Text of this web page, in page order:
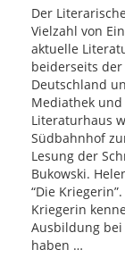
Der
Vielzahl von
aktuelle
beiderseits der
Deutschland
Mediathek
Literaturhaus
Südbahnhof
Lesung der
Bukowski.
“Die
Kriegerin
Ausbildung bei
haben …